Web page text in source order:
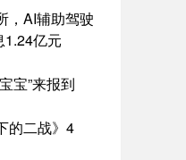
，AI辅助驾驶
亿元
宝”来报到
的二战》4